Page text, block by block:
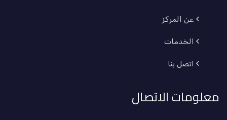
عن المركز
الخدمات
اتصل بنا
معلومات الاتصال